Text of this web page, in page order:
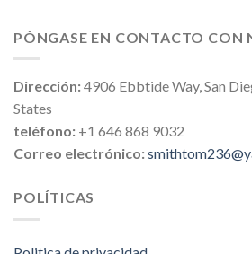
PÓNGASE EN CONTACTO CON
Dirección:4906 Ebbtide Way, San
States
teléfono: +1 646 868 9032
Correo electrónico:
POLÍTICAS